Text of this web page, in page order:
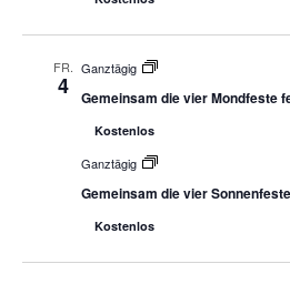
FR.
4
Ganztägig
Gemeinsam die vier Mondfeste
Kostenlos
Ganztägig
Gemeinsam die vier
Kostenlos